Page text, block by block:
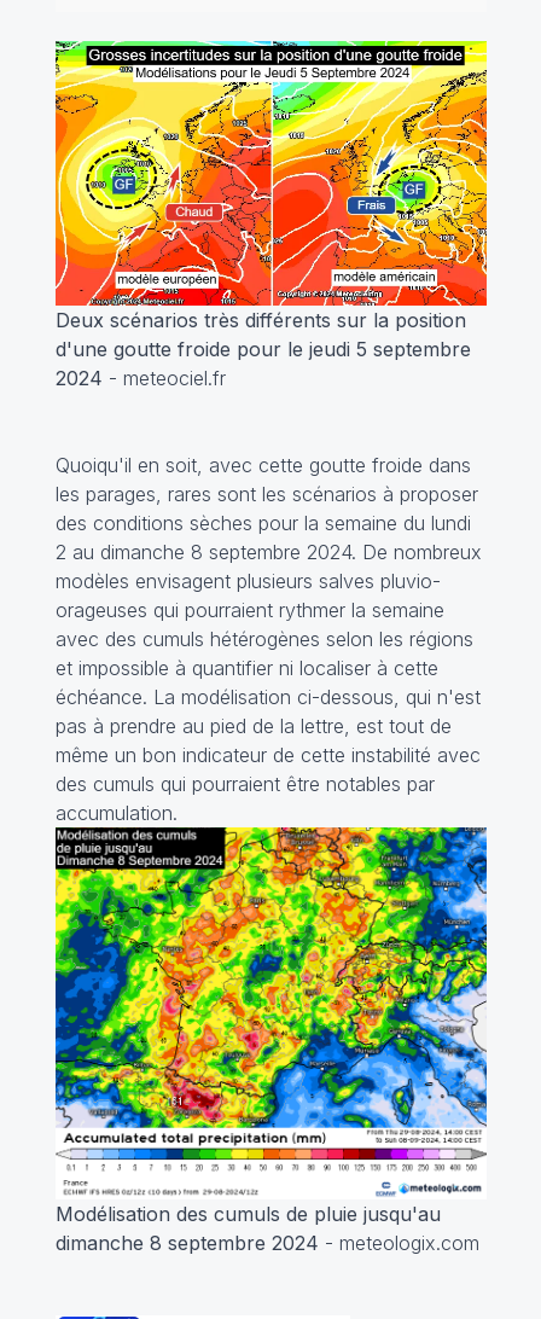
Deux scénarios très différents sur la position
d'une goutte froide pour le jeudi 5 septembre
2024 - meteociel.fr
Quoiqu'il en soit, avec cette goutte froide dans
les parages, rares sont les scénarios à proposer
des conditions sèches pour la semaine du lundi
2 au dimanche 8 septembre 2024. De nombreux
modèles envisagent plusieurs salves pluvio-
orageuses qui pourraient rythmer la semaine
avec des cumuls hétérogènes selon les régions
et impossible à quantifier ni localiser à cette
échéance. La modélisation ci-dessous, qui n'est
pas à prendre au pied de la lettre, est tout de
même un bon indicateur de cette instabilité avec
des cumuls qui pourraient être notables par
accumulation.
Modélisation des cumuls de pluie jusqu'au
dimanche 8 septembre 2024 - meteologix.com